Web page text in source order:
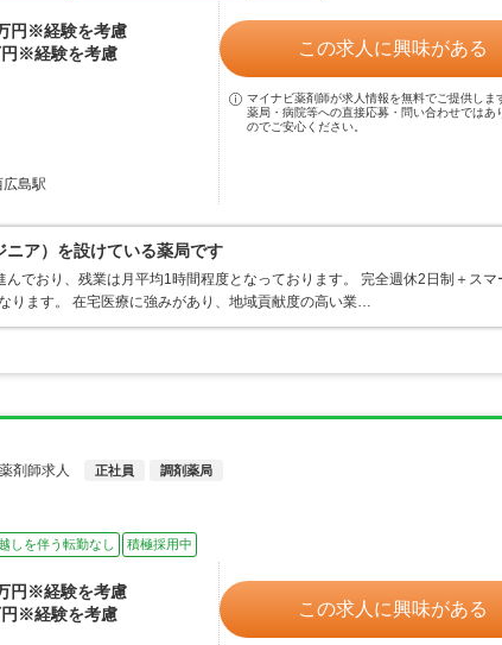
円※経験を考慮
円※経験を考慮
広島駅
この求人に興味がある
マイナビ薬剤師が求人情報を無料でご提供しま
薬局・病院等への直接応募・問い合わせではあ
のでご安心ください。
ア）を設けている薬局です
んでおり、残業は月平均1時間程度となっております。 完全週休2日制＋ス
ります。 在宅医療に強みがあり、地域貢献度の高い業…
剤師求人
正社員 調剤薬局
しを伴う転勤なし 積極採用中
円※経験を考慮
円※経験を考慮
この求人に興味がある